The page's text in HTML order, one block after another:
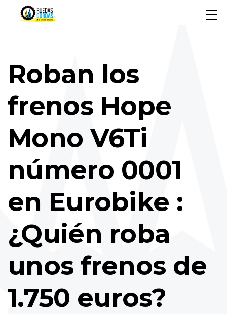
Roban los
frenos Hope
Mono V6Ti
número 0001
en Eurobike :
¿Quién roba
unos frenos de
1.750 euros?